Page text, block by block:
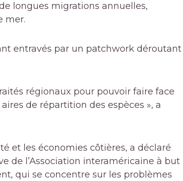
longues migrations annuelles,
mer.
entravés par un patchwork déroutant
régionaux pour pouvoir faire face
de répartition des espèces », a
et les économies côtières, a déclaré
de l’Association interaméricaine à but
qui se concentre sur les problèmes